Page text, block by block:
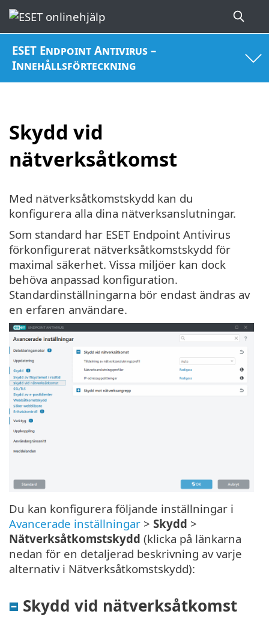
ESET Endpoint Antivirus –
Innehållsförteckning
Skydd vid
nätverksåtkomst
Med nätverksåtkomstskydd kan du
konfigurera alla dina nätverksanslutningar.
Som standard har ESET Endpoint Antivirus
förkonfigurerat nätverksåtkomstskydd för
maximal säkerhet. Vissa miljöer kan dock
behöva anpassad konfiguration.
Standardinställningarna bör endast ändras av
en erfaren användare.
Du kan konfigurera följande inställningar i
Avancerade inställningar > Skydd >
Nätverksåtkomstskydd (klicka på länkarna
nedan för en detaljerad beskrivning av varje
alternativ i Nätverksåtkomstskydd):
Skydd vid nätverksåtkomst